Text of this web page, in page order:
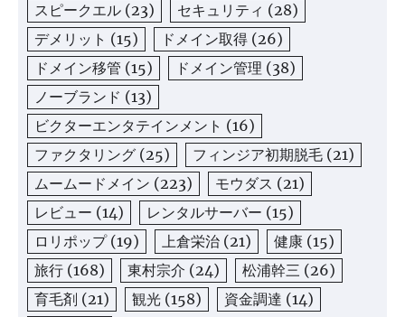
スピークエル (23) セキュリティ (28)
デメリット (15) ドメイン取得 (26)
ドメイン移管 (15) ドメイン管理 (38)
ノーブランド (13)
ビクターエンタテインメント (16)
ファクタリング (25) フィンジア初期脱毛 (21)
ムームードメイン (223) モウダス (21)
レビュー (14) レンタルサーバー (15)
ロリポップ(19) 上倉栄治 (21) 健康 (15)
旅行 (168) 東村宗介 (24) 松浦幹三 (26)
育毛剤 (21) 観光 (158) 資金調達 (14)